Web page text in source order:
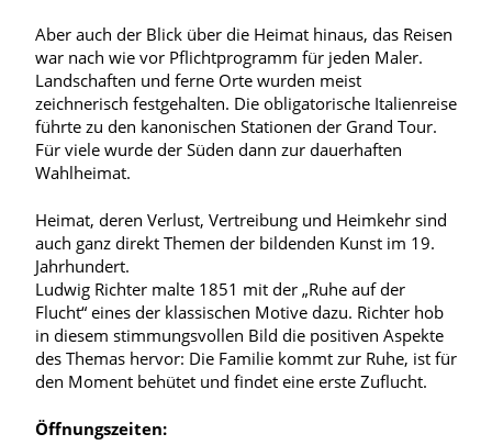
Aber auch der Blick über die Heimat hinaus, das Reisen
war nach wie vor Pflichtprogramm für jeden Maler.
Landschaften und ferne Orte wurden meist
zeichnerisch festgehalten. Die obligatorische Italienreise
führte zu den kanonischen Stationen der Grand Tour.
Für viele wurde der Süden dann zur dauerhaften
Wahlheimat.
Heimat, deren Verlust, Vertreibung und Heimkehr sind
auch ganz direkt Themen der bildenden Kunst im 19.
Jahrhundert.
Ludwig Richter malte 1851 mit der „Ruhe auf der
Flucht“ eines der klassischen Motive dazu. Richter hob
in diesem stimmungsvollen Bild die positiven Aspekte
des Themas hervor: Die Familie kommt zur Ruhe, ist für
den Moment behütet und findet eine erste Zuflucht.
Öffnungszeiten: